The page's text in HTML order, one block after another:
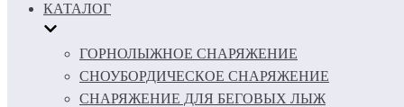
КАТАЛОГ
ГОРНОЛЫЖНОЕ СНАРЯЖЕНИЕ
СНОУБОРДИЧЕСКОЕ СНАРЯЖЕНИЕ
СНАРЯЖЕНИЕ ДЛЯ БЕГОВЫХ ЛЫЖ